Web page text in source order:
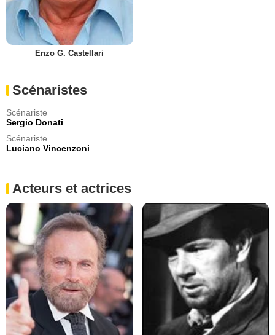
Enzo G. Castellari
Scénaristes
Scénariste
Sergio Donati
Scénariste
Luciano Vincenzoni
Acteurs et actrices